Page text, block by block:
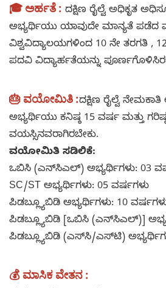
🎓 ಅರ್ಹತೆ : ದಕ್ಷಿಣ ರೈಲ್ವೆ ಅಧಿಕೃತ
ಅಭ್ಯರ್ಥಿಯು ಯಾವುದೇ ಮಾನ್ಯತೆ ಪಡೆದ
ವಿಶ್ವವಿದ್ಯಾಲಯಗಳಿಂದ 10 ನೇ ತರಗತಿ ,
ಪದವಿ ವಿದ್ಯಾರ್ಹತೆಯನ್ನು
🎂 ವಯೋಮಿತಿ :ದಕ್ಷಿಣ ರೈಲ್ವೆ
ಅಭ್ಯರ್ಥಿಯು ಕನಿಷ್ಠ 15 ವರ್ಷ ಮತ್ತು
ವಯಸ್ಸಿನವರಾಗಿರಬೇಕು.
ವಯೋಮಿತಿ ಸಡಿಲಿಕೆ:
ಒಬಿಸಿ (ಎನ್‌ಸಿಎಲ್) ಅಭ್ಯರ್ಥಿಗಳು: 03
SC/ST ಅಭ್ಯರ್ಥಿಗಳು: 05 ವರ್ಷಗಳು
ಪಿಡಬ್ಲ್ಯೂಬಿಡಿ ಅಭ್ಯರ್ಥಿಗಳು: 10
ಪಿಡಬ್ಲ್ಯೂಬಿಡಿ [ಒಬಿಸಿ (ಎನ್‌ಸಿಎಲ್)]
ಪಿಡಬ್ಲ್ಯೂಬಿಡಿ (ಎಸ್‌ಸಿ/ಎಸ್‌ಟಿ)
💰 ಮಾಸಿಕ ವೇತನ :